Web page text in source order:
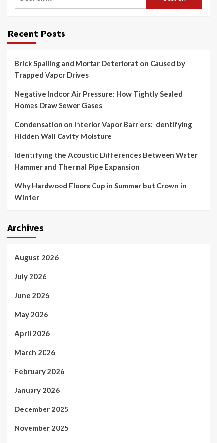
Recent Posts
Brick Spalling and Mortar Deterioration Caused by
Trapped Vapor Drives
Negative Indoor Air Pressure: How Tightly Sealed
Homes Draw Sewer Gases
Condensation on Interior Vapor Barriers: Identifying
Hidden Wall Cavity Moisture
Identifying the Acoustic Differences Between Water
Hammer and Thermal Pipe Expansion
Why Hardwood Floors Cup in Summer but Crown in
Winter
Archives
August 2026
July 2026
June 2026
May 2026
April 2026
March 2026
February 2026
January 2026
December 2025
November 2025